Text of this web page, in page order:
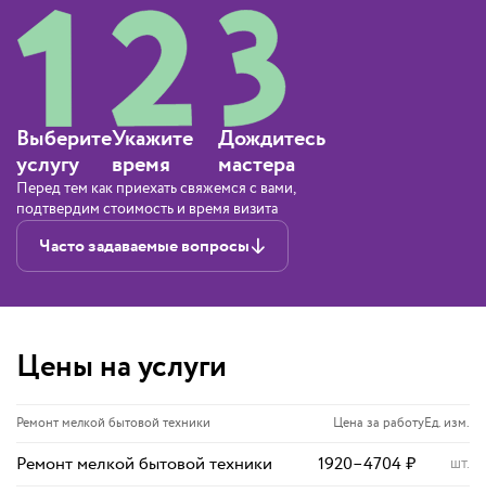
Выберите
услугу
Укажите
время
Дождитесь
мастера
Перед тем как приехать свяжемся с вами,
подтвердим стоимость и время визита
Часто задаваемые вопросы
Цены на услуги
Ремонт мелкой бытовой техники Цена за работуЕд. изм.
Ремонт мелкой бытовой техники 1920–4704₽ шт.